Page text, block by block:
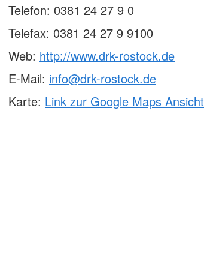
Telefon: 0381 24 27 9 0
Telefax: 0381 24 27 9 9100
Web: http://www.drk-rostock.de
E-Mail: info@drk-rostock.de
Karte: Link zur Google Maps Ansicht